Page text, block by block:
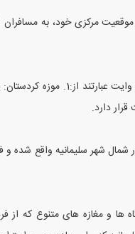
موقعیت مرکزی خود، به
برخی از مکان‌ های دیدنی و
دارد.
شمال شهر سلیمانیه واقع شده
ها و مغازه‌ های متنوع که